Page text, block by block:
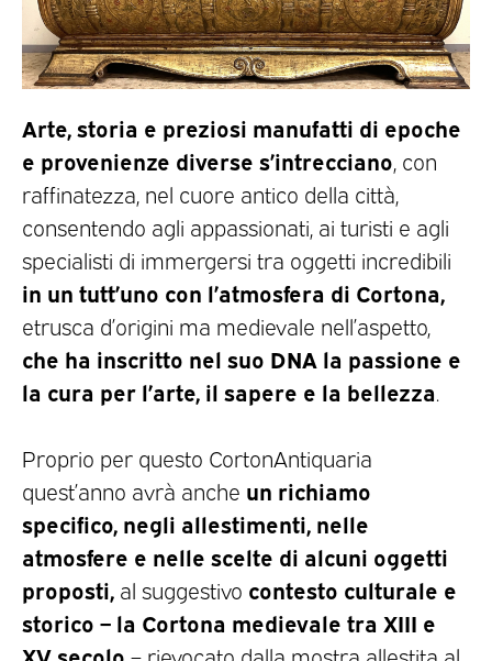
Arte, storia e preziosi manufatti di epoche
e provenienze diverse s’intrecciano , con
raffinatezza, nel cuore antico della città,
consentendo agli appassionati, ai turisti e agli
specialisti di immergersi tra oggetti incredibili
in un tutt’uno con l’atmosfera di Cortona,
etrusca d’origini ma medievale nell’aspetto,
che ha inscritto nel suo DNA la passione e
la cura per l’arte, il sapere e la bellezza
Proprio per questo CortonAntiquaria
quest’anno avrà anche un richiamo
specifico, negli allestimenti, nelle
atmosfere e nelle scelte di alcuni oggetti
proposti, al suggestivo contesto culturale e
storico – la Cortona medievale tra XIII e